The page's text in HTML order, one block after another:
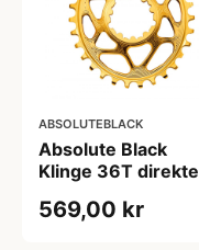
ABSOLUTEBLACK
Absolute Black
Klinge 36T direkte
SRAM GXP Guld
569,00 kr